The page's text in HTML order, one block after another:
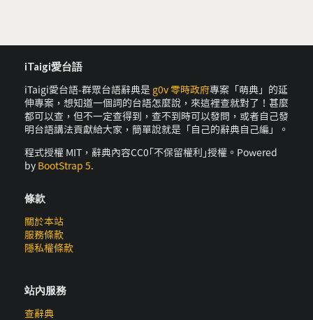
iTaigi愛台語
iTaigi愛台語-群眾台語辭典是 g0v 零時政府專案「萌典」的延
伸專案，想知道一個詞的台語怎麼說，來這裡查就對了！甚麼
都可以查，但不一定查得到，查不到時可以發問，或者自己發
明台語講法貢獻給大家，簡單說就是「自己的辭典自己編」。
程式授權 MIT，辭典內容CC0｢不保留權利｣授權。Powered
by BootStrap 5.
條款
關於本站
服務條款
隱私權條款
站內服務
查辭典